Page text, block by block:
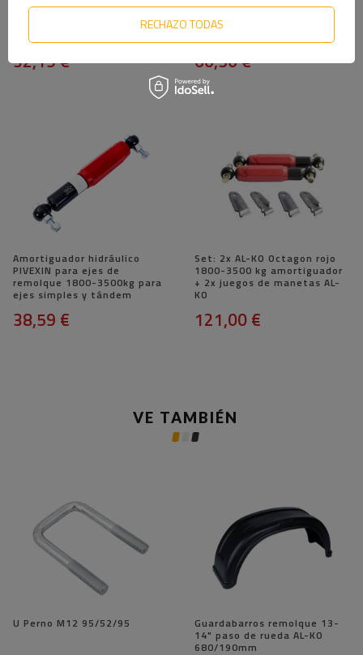
ejes de remolque de 750-
1800 kg para ejes simples y
tándem
32,19 €
ejes de remolque de 750-
1800 kg para ejes simples y
60,50 €
Amortiguador hidráulico
PIVEXIN para ejes de
remolque 1800-3500kg para
ejes simples y tándem
38,59 €
Set: 2x AL-KO Octagon rojo
1800-3500 kg amortiguador
+ 2x juegos de manetas AL-
KO
121,00 €
VE TAMBIÉN
U Perno M12 95/52/95 Guardabarros remolque 13-
14" paso de rueda AL-KO
680/190mm
RECHAZO TODAS